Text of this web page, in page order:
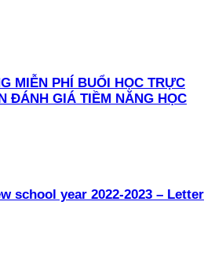
MIỄN PHÍ BUỔI HỌC TRỰC
ĐÁNH GIÁ TIỀM NĂNG HỌC
school year 2022-2023 – Letter